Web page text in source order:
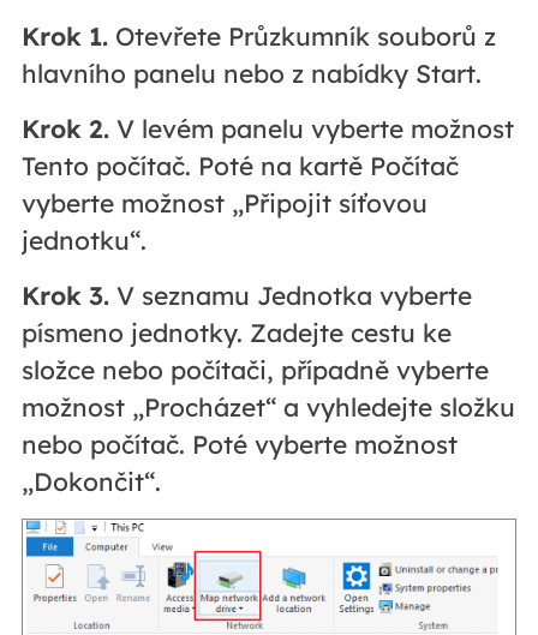
Krok 1.Otevřete Průzkumník souborů z
hlavního panelu nebo z nabídky Start.
Krok 2.V levém panelu vyberte možnost
Tento počítač. Poté na kartě Počítač
vyberte možnost „Připojit síťovou
jednotku“.
Krok 3.V seznamu Jednotka vyberte
písmeno jednotky. Zadejte cestu ke
složce nebo počítači, případně vyberte
možnost „Procházet“ a vyhledejte složku
nebo počítač. Poté vyberte možnost
„Dokončit“.